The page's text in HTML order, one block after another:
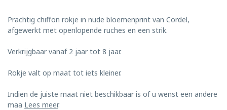
Prachtig chiffon rokje in nude bloemenprint van Cordel,
afgewerkt met openlopende ruches en een strik.
Verkrijgbaar vanaf 2 jaar tot 8 jaar.
Rokje valt op maat tot iets kleiner.
Indien de juiste maat niet beschikbaar is of u wenst een andere
maa Lees meer.